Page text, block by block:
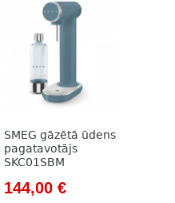
SMEG gāzētā ūdens
pagatavotājs
SKC01SBM
Original
144,00 €Current